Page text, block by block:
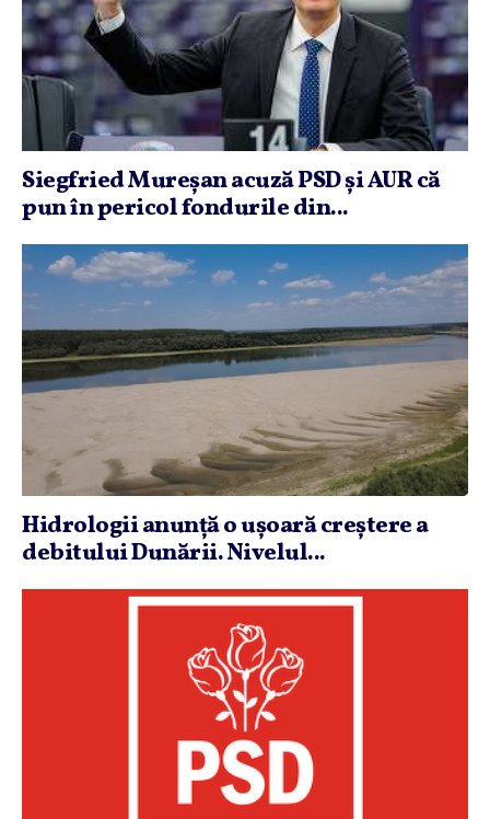
Siegfried Mureşan acuză PSD şi AUR că
pun în pericol fondurile din...
Hidrologii anunţă o uşoară creştere a
debitului Dunării. Nivelul...